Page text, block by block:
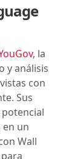
, la
y análisis
con
Sus
en un
Wall